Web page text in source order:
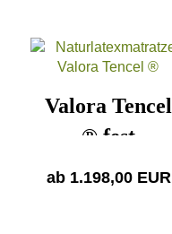
Valora Tencel
® fest
ab 1.198,00 EUR